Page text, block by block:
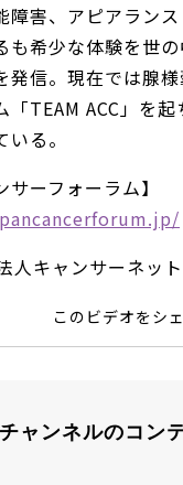
障害、アピアラン
も希少な体験を世
発信。現在では腺
「TEAM ACC」を
る。
サーフォーラム】
人キャンサーネッ
このビデオをシ
ャンネルのコン